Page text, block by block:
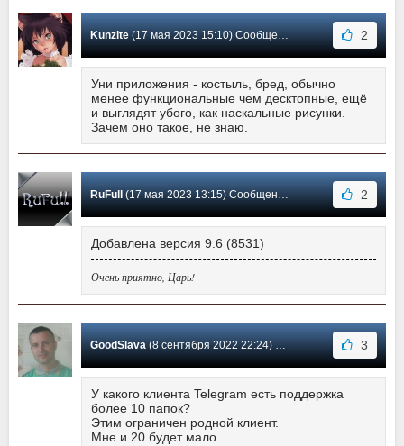
Kunzite(17 мая 2023 15:10) Сообщение #11 2
Уни приложения - костыль, бред, обычно
менее функциональные чем десктопные, ещё
и выглядят убого, как наскальные рисунки.
Зачем оно такое, не знаю.
RuFull (17 мая 2023 13:15) Сообщение #10 2
Добавлена версия 9.6 (8531)
Очень приятно, Царь!
GoodSlava(8 сентября 2022 22:24) Сообщение #9 3
У какого клиента Telegram есть поддержка
более 10 папок?
Этим ограничен родной клиент.
Мне и 20 будет мало.